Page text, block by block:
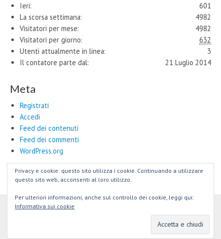
601
Ieri:
4982
La scorsa settimana:
4982
Visitatori per mese:
632
Visitatori per giorno:
3
Utenti attualmente in linea:
21 Luglio 2014
Il contatore parte dal:
Meta
Registrati
Accedi
Feed dei contenuti
Feed dei commenti
WordPress.org
Copyright © 2026Maestri Artigiani e Nuovi Talenti per il #MadeinRome
Privacy e cookie: questo sito utilizza i cookie. Continuando a utilizzare
questo sito web, acconsenti al loro utilizzo.
Per ulteriori informazioni, anche sul controllo dei cookie, leggi qui:
Informativa sui cookie